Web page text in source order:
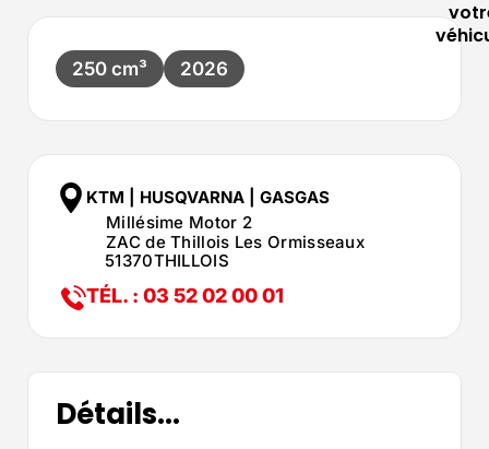
250 cm³ 2026
KTM | HUSQVARNA | GASGAS
Millésime Motor 2
ZAC de Thillois Les Ormisseaux
51370THILLOIS
TÉL. : 03 52 02 00 01
Détails...